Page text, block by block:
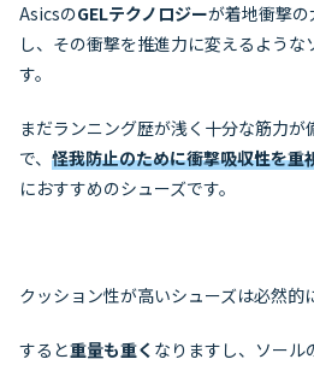
AsicsのGELテクノロジーが着地衝撃
し、その衝撃を推進力に変えるような
す。
まだランニング歴が浅く十分な筋力が
で、 怪我防止のために衝撃吸収性を重
におすすめのシューズです。
クッション性が高いシューズは必然的
すると重量も重く なりますし、ソール